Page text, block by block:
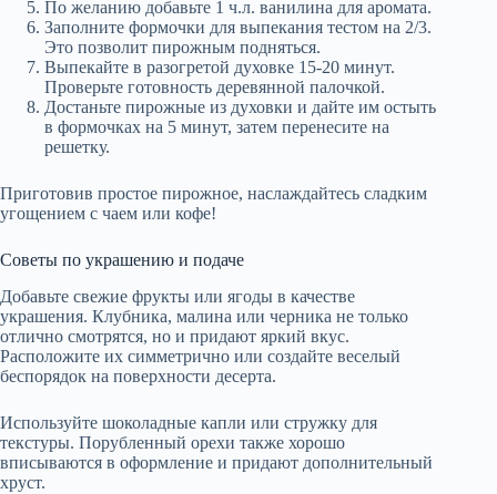
По желанию добавьте 1 ч.л. ванилина для аромата.
Заполните формочки для выпекания тестом на 2/3.
Это позволит пирожным подняться.
Выпекайте в разогретой духовке 15-20 минут.
Проверьте готовность деревянной палочкой.
Достаньте пирожные из духовки и дайте им остыть
в формочках на 5 минут, затем перенесите на
решетку.
Приготовив простое пирожное, наслаждайтесь сладким
угощением с чаем или кофе!
Советы по украшению и подаче
Добавьте свежие фрукты или ягоды в качестве
украшения. Клубника, малина или черника не только
отлично смотрятся, но и придают яркий вкус.
Расположите их симметрично или создайте веселый
беспорядок на поверхности десерта.
Используйте шоколадные капли или стружку для
текстуры. Порубленный орехи также хорошо
вписываются в оформление и придают дополнительный
хруст.